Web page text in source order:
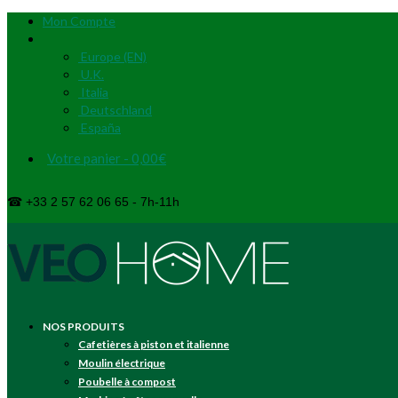
Mon Compte
Europe (EN)
U.K.
Italia
Deutschland
España
Votre panier - 0,00€
☎ +33 2 57 62 06 65 - 7h-11h
NOS PRODUITS
Cafetières à piston et italienne
Moulin électrique
Poubelle à compost